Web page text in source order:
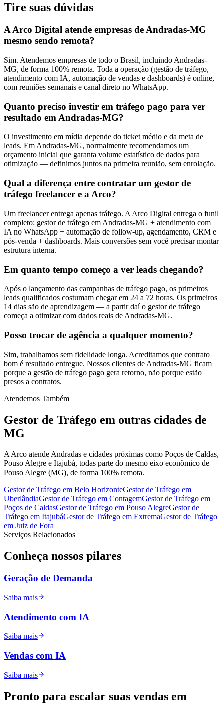
Tire suas dúvidas
A Arco Digital atende empresas de Andradas-MG
mesmo sendo remota?
Sim. Atendemos empresas de todo o Brasil, incluindo Andradas-
MG, de forma 100% remota. Toda a operação (gestão de tráfego,
atendimento com IA, automação de vendas e dashboards) é online,
com reuniões semanais e canal direto no WhatsApp.
Quanto preciso investir em tráfego pago para ver
resultado em Andradas-MG?
O investimento em mídia depende do ticket médio e da meta de
leads. Em Andradas-MG, normalmente recomendamos um
orçamento inicial que garanta volume estatístico de dados para
otimização — definimos juntos na primeira reunião, sem enrolação.
Qual a diferença entre contratar um gestor de
tráfego freelancer e a Arco?
Um freelancer entrega apenas tráfego. A Arco Digital entrega o funil
completo: gestor de tráfego em Andradas-MG + atendimento com
IA no WhatsApp + automação de follow-up, agendamento, CRM e
pós-venda + dashboards. Mais conversões sem você precisar montar
estrutura interna.
Em quanto tempo começo a ver leads chegando?
Após o lançamento das campanhas de tráfego pago, os primeiros
leads qualificados costumam chegar em 24 a 72 horas. Os primeiros
14 dias são de aprendizagem — a partir daí o gestor de tráfego
começa a otimizar com dados reais de Andradas-MG.
Posso trocar de agência a qualquer momento?
Sim, trabalhamos sem fidelidade longa. Acreditamos que contrato
bom é resultado entregue. Nossos clientes de Andradas-MG ficam
porque a gestão de tráfego pago gera retorno, não porque estão
presos a contratos.
Atendemos Também
Gestor de Tráfego em outras cidades de
MG
A Arco atende Andradas e cidades próximas como Poços de Caldas,
Pouso Alegre e Itajubá, todas parte do mesmo eixo econômico de
Pouso Alegre (MG), de forma 100% remota.
Gestor de Tráfego em Belo HorizonteGestor de Tráfego em
UberlândiaGestor de Tráfego em ContagemGestor de Tráfego em
Poços de CaldasGestor de Tráfego em Pouso AlegreGestor de
Tráfego em ItajubáGestor de Tráfego em ExtremaGestor de Tráfego
em Juiz de Fora
Serviços Relacionados
Conheça nossos pilares
Geração de Demanda
Saiba mais
Atendimento com IA
Saiba mais
Vendas com IA
Saiba mais
Pronto para escalar suas vendas em